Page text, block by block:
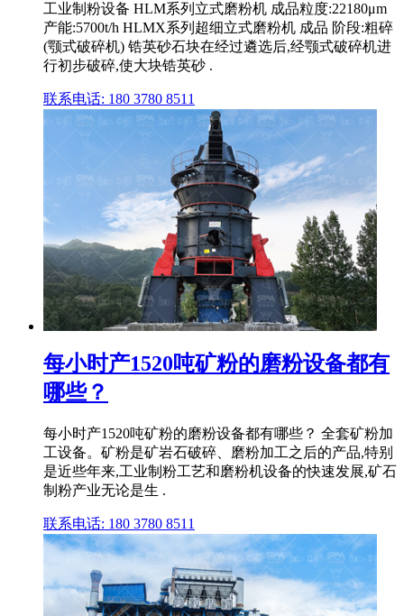
工业制粉设备 HLM系列立式磨粉机 成品粒度:22180μm
产能:5700t/h HLMX系列超细立式磨粉机 成品 阶段:粗碎
(颚式破碎机) 锆英砂石块在经过遴选后,经颚式破碎机进
行初步破碎,使大块锆英砂 .
联系电话: 180 3780 8511
每小时产1520吨矿粉的磨粉设备都有
哪些？
每小时产1520吨矿粉的磨粉设备都有哪些？ 全套矿粉加
工设备。矿粉是矿岩石破碎、磨粉加工之后的产品,特别
是近些年来,工业制粉工艺和磨粉机设备的快速发展,矿石
制粉产业无论是生 .
联系电话: 180 3780 8511